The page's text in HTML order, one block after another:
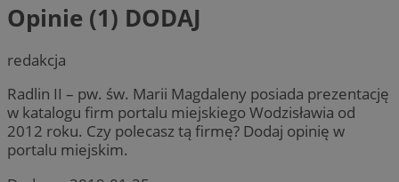
Opinie (1) DODAJ
redakcja
Radlin II – pw. św. Marii Magdaleny posiada prezentację
w katalogu firm portalu miejskiego Wodzisławia od
2012 roku. Czy polecasz tą firmę? Dodaj opinię w
portalu miejskim.